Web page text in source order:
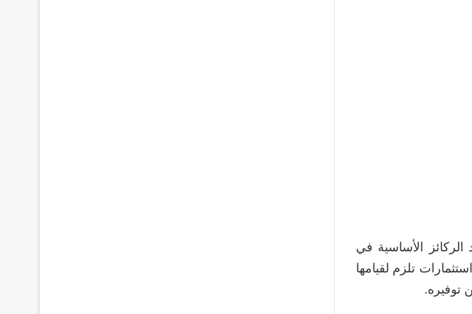
أحد الركائز الأساسية في
تلزم لقيامها
توفيره.